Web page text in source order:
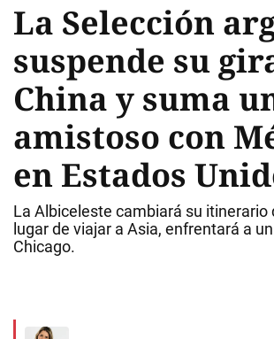
La Selección
suspende su
China y suma
amistoso con
en Estados
La Albiceleste cambiará su itinerario
lugar de viajar a Asia, enfrentará a
Chicago.